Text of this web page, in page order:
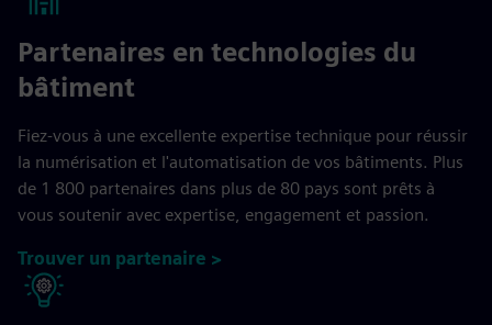
Partenaires en technologies du
bâtiment
Fiez-vous à une excellente expertise technique pour réussir
la numérisation et l'automatisation de vos bâtiments. Plus
de 1 800 partenaires dans plus de 80 pays sont prêts à
vous soutenir avec expertise, engagement et passion.
Trouver un partenaire >